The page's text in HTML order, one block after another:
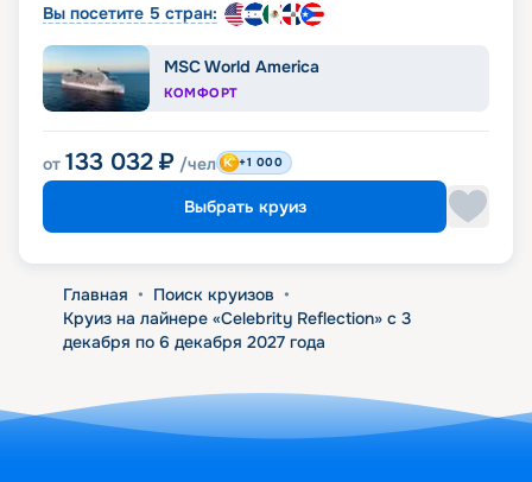
Вы посетите 5 стран:
MSC World America
КОМФОРТ
от 133 032 ₽ /чел +1 000
Выбрать круиз
Главная • Поиск круизов •
Круиз на лайнере «Celebrity Reflection» с 3
декабря по 6 декабря 2027 года